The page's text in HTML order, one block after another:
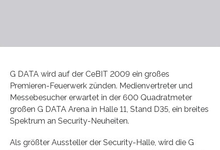
G DATA wird auf der CeBIT 2009 ein großes
Premieren-Feuerwerk zünden. Medienvertreter und
Messebesucher erwartet in der 600 Quadratmeter
großen G DATA Arena in Halle 11, Stand D35, ein breites
Spektrum an Security-Neuheiten.
Als größter Aussteller der Security-Halle, wird die G